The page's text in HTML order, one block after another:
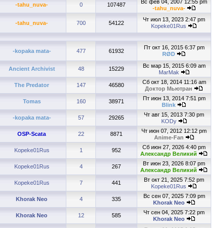
-tahu_nuva- 0 107487
Вс фев 04, 2007 12:55 pm
-tahu_nuva-
-tahu_nuva- 700 54122
Чт июл 13, 2023 2:47 pm
Kopeke01Rus
-kopaka mata- 477 61932
Пт окт 16, 2015 6:37 pm
RØD
Ancient Archivist 48 15229
Вс мар 15, 2015 6:09 am
MarMak
The Predator 147 46580
Сб окт 18, 2014 11:16 am
Доктор Мьютран
Tomas 160 38971
Пт июн 13, 2014 7:51 pm
Blink
-kopaka mata- 57 29265
Чт авг 15, 2013 7:30 pm
KODy
OSP-Scata 22 8871
Чт июн 07, 2012 12:12 pm
Anime-Fan
Kopeke01Rus 1 952
Сб июн 27, 2026 4:40 pm
Александр Великий
Kopeke01Rus 4 267
Вт июн 23, 2026 8:07 pm
Александр Великий
Kopeke01Rus 7 441
Вт окт 21, 2025 7:52 pm
Kopeke01Rus
Khorak Neo 4 335
Вс сен 07, 2025 7:09 pm
Khorak Neo
Khorak Neo 12 585
Чт сен 04, 2025 7:22 pm
Khorak Neo